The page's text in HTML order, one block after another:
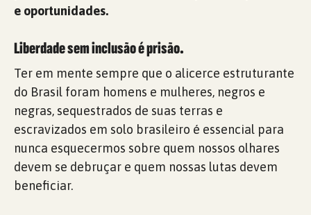
e oportunidades.
Liberdade sem inclusão é prisão.
Ter em mente sempre que o alicerce estruturante
do Brasil foram homens e mulheres, negros e
negras, sequestrados de suas terras e
escravizados em solo brasileiro é essencial para
nunca esquecermos sobre quem nossos olhares
devem se debruçar e quem nossas lutas devem
beneficiar.